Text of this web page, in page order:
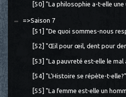
[50] "La philosophie a-t-elle une
=>Saison 7
[51] "De quoi sommes-nous
[52] "Œil pour œil, dent pour
[53] "La pauvreté est-elle le mal
[54] "L'Histoire se répète-t-elle?"
[55] "La femme est-elle un